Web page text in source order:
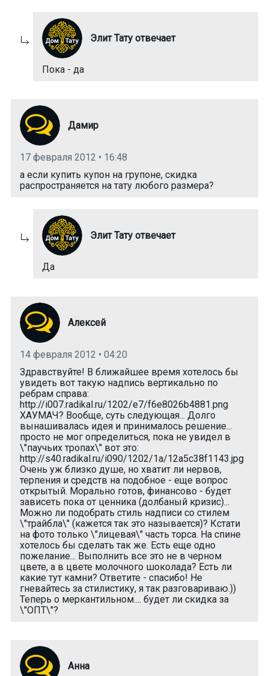
Элит Тату отвечает
Пока - да
Дамир
17 февраля 2012 • 16:48
а если купить купон на групоне, скидка
распространяется на тату любого размера?
Элит Тату отвечает
Да
Алексей
14 февраля 2012 • 04:20
Здравствуйте! В ближайшее время хотелось бы
увидеть вот такую надпись вертикально по
ребрам справа:
http://i007.radikal.ru/1202/e7/f6e8026b4881.png
ХАУМАЧ? Вообще, суть следующая... Долго
вынашивалась идея и принималось решение...
просто не мог определиться, пока не увидел в
\"паучьих тропах\" вот это:
http://s40.radikal.ru/i090/1202/1a/12a5c38f1143.jpg
Очень уж близко душе, но хватит ли нервов,
терпения и средств на подобное - еще вопрос
открытый. Морально готов, финансово - будет
зависеть пока от ценника (долбаный кризис)...
Можно ли подобрать стиль надписи со стилем
\"трайбла\" (кажется так это называется)? Кстати
на фото только \"лицевая\" часть торса. На спине
хотелось бы сделать так же. Есть еще одно
пожелание... Выполнить все это не в черном
цвете, а в цвете молочного шоколада? Есть ли
какие тут камни? Ответите - спасибо! Не
гневайтесь за стилистику, я так разговариваю.))
Теперь о меркантильном.... будет ли скидка за
\"ОПТ\"?
Анна